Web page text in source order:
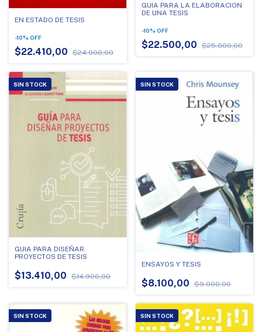
EN ESTADO DE TESIS
-10% OFF
$22.410,00 $24.900,00
GUIA PARA LA ELABORACION
DE UNA TESIS
-10% OFF
$22.500,00 $25.000,00
SIN STOCK
GUIA PARA DISEÑAR
PROYECTOS DE TESIS
$13.410,00 $14.900,00
SIN STOCK
ENSAYOS Y TESIS
$8.100,00 $9.000,00
SIN STOCK SIN STOCK